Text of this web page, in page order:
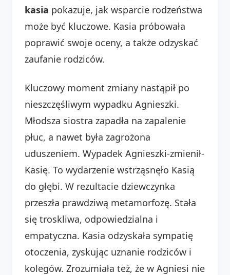
kasia pokazuje, jak wsparcie rodzeństwa
może być kluczowe. Kasia próbowała
poprawić swoje oceny, a także odzyskać
zaufanie rodziców.
Kluczowy moment zmiany nastąpił po
nieszczęśliwym wypadku Agnieszki.
Młodsza siostra zapadła na zapalenie
płuc, a nawet była zagrożona
uduszeniem. Wypadek Agnieszki-zmienił-
Kasię. To wydarzenie wstrząsnęło Kasią
do głębi. W rezultacie dziewczynka
przeszła prawdziwą metamorfozę. Stała
się troskliwa, odpowiedzialna i
empatyczna. Kasia odzyskała sympatię
otoczenia, zyskując uznanie rodziców i
kolegów. Zrozumiała też, że w Agniesi nie